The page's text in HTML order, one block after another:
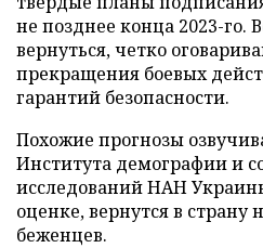
не позднее конца 2023-го.
вернуться, четко
прекращения боевых
гарантий безопасности.
Похожие прогнозы
Института демографии и
исследований НАН
оценке, вернутся в страну
беженцев.